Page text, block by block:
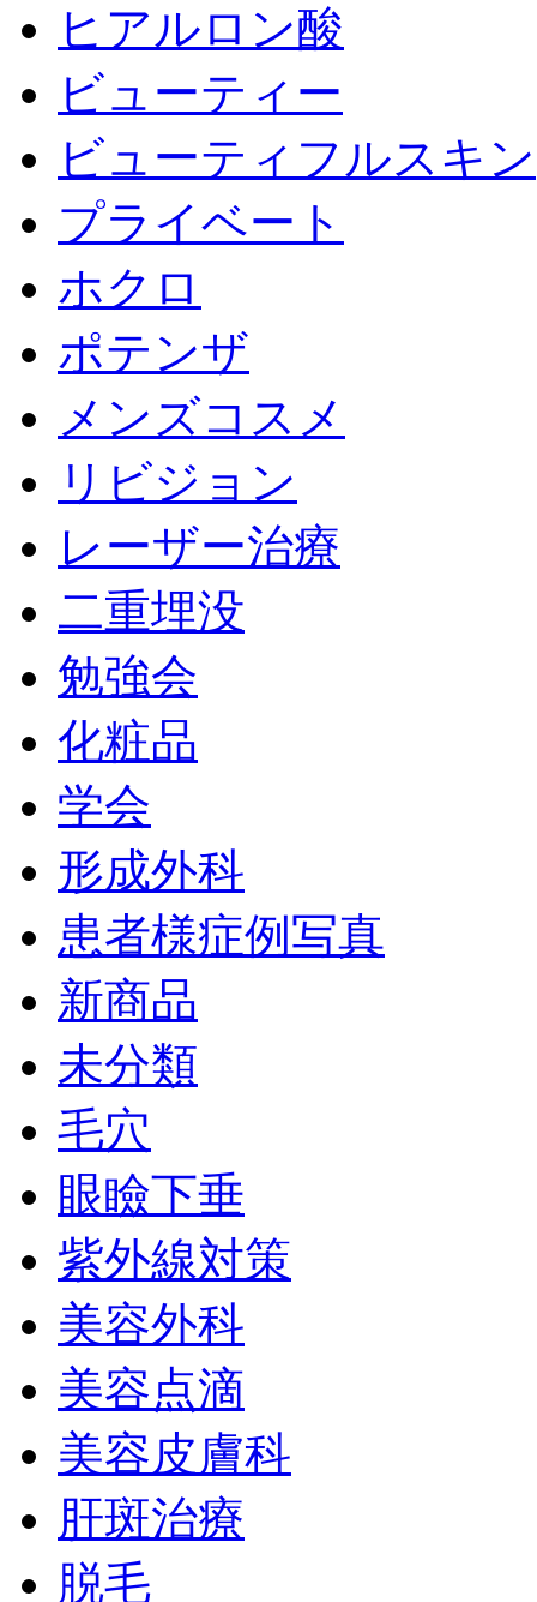
ヒアルロン酸
ビューティー
ビューティフルスキン
プライベート
ホクロ
ポテンザ
メンズコスメ
リビジョン
レーザー治療
二重埋没
勉強会
化粧品
学会
形成外科
患者様症例写真
新商品
未分類
毛穴
眼瞼下垂
紫外線対策
美容外科
美容点滴
美容皮膚科
肝斑治療
脱毛